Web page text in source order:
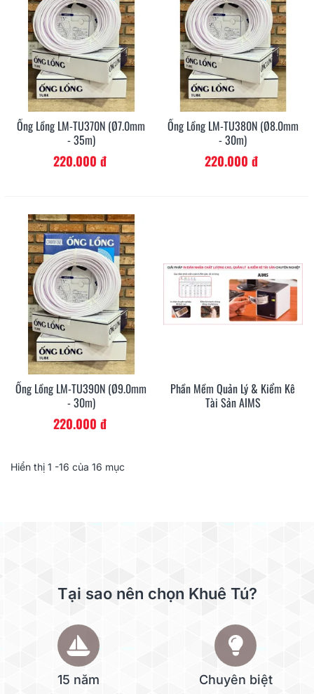
Ống Lồng LM-TU370N (Ø7.0mm
- 35m)
220.000 đ
Ống Lồng LM-TU380N (Ø8.0mm
- 30m)
220.000 đ
Ống Lồng LM-TU390N (Ø9.0mm
- 30m)
220.000 đ
Phần Mềm Quản Lý & Kiểm Kê
Tài Sản AIMS
Hiển thị 1 -16 của 16 mục
Tại sao nên chọn Khuê Tú?
15 năm Chuyên biệt